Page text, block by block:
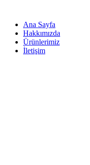
Ana Sayfa
Hakkımızda
Ürünlerimiz
İletişim